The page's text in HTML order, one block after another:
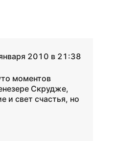
2010 в 21:38
моментов
Скрудже,
и свет счастья, но